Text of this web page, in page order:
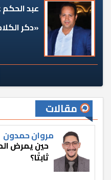
عبد الحكم
«دكر
مقالات
مروان حمدون
حين يمرض
ثابتًا؟